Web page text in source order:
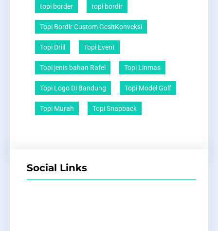
topi border topi bordir
Topi Bordir Custom GesitKonveksi
Topi Drill Topi Event
Topi jenis bahan Rafel Topi Linmas
Topi Logo Di Bandung Topi Model Golf
Topi Murah Topi Snapback
Social Links